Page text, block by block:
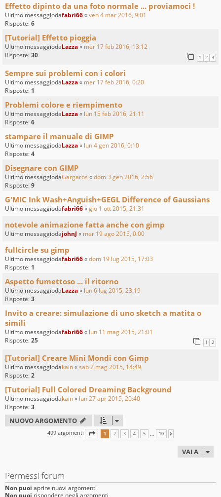
Effetto dipinto da una foto normale ... proviamoci !
Ultimo messaggiodafabri66«ven 4 mar 2016, 9:01
Risposte:6
[Tutorial] Effetto pioggia
Ultimo messaggiodaLazza« mer 17 feb 2016, 13:12
Risposte:30 1 2 3
Sempre sui problemi con i colori
Ultimo messaggiodaLazza« mer 17 feb 2016, 0:20
Risposte: 1
Problemi colore e riempimento
Ultimo messaggiodaLazza« lun 15 feb 2016, 21:11
Risposte:6
stampare il manuale di GIMP
Ultimo messaggiodaLazza« lun 4 gen 2016, 0:10
Risposte:4
Disegnare con GIMP
Ultimo messaggiodaGargaros «dom 3 gen 2016, 2:56
Risposte:9
G'MIC Ink Wash+Anguish+GEGL Difference of Gaussians
Ultimo messaggiodafabri66«gio 1 ott 2015, 21:31
notevole animazione fatta anche con gimp
Ultimo messaggiodajohnJ « mer 19 ago 2015, 0:00
fullcircle su gimp
Ultimo messaggiodafabri66«dom 19 lug 2015, 17:03
Risposte: 1
Aspetto fumettoso ... il ritorno
Ultimo messaggiodaLazza« lun 6 lug 2015, 23:19
Risposte:3
Invito a creare: simulazione di uno sketch a matita o
simili
Ultimo messaggiodafabri66« lun 11 mag 2015, 21:01
Risposte:25 1 2
[Tutorial] Creare Mini Mondi con Gimp
Ultimo messaggiodakain«sab 2 mag 2015, 14:49
Risposte:2
[Tutorial] Full Colored Dreaming Background
Ultimo messaggiodakain« lun 27 apr 2015, 20:40
Risposte:3
NUOVO ARGOMENTO
499 argomenti PAGINA 1DI 10
1 2 3 4 5 … 10
VAI A
Permessi forum
Non puoi aprire nuovi argomenti